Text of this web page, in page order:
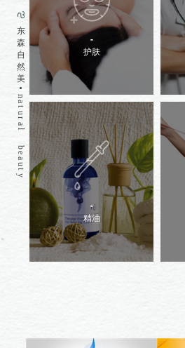
东
森
自
然
美
n
a
t
u
r
a
l
b
e
a
u
t
y
护肤
精油